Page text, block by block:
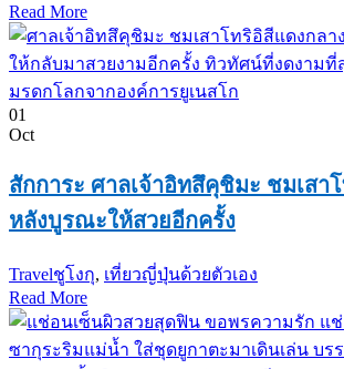
Read More
01
Oct
สักการะ ศาลเจ้าอิทสึคุชิมะ ชมเสา
หลังบูรณะให้สวยอีกครั้ง
Travelชูโงกุ, เที่ยวญี่ปุ่นด้วยตัวเอง
Read More